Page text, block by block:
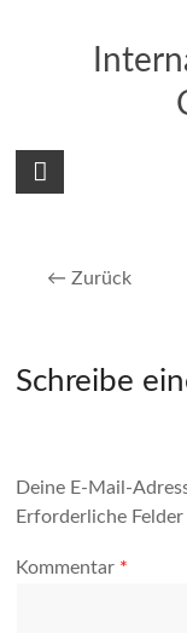
← Zurück
Schreibe
Deine E-Mail-
Erforderliche
Kommentar *